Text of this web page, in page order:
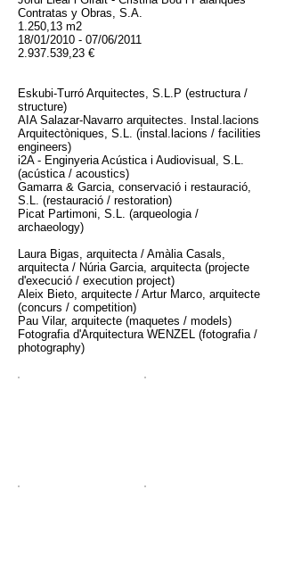
Contratas y Obras, S.A.
1.250,13 m2
18/01/2010 - 07/06/2011
2.937.539,23 €
Eskubi-Turró Arquitectes, S.L.P (estructura /
structure)
AIA Salazar-Navarro arquitectes. Instal.lacions
Arquitectòniques, S.L. (instal.lacions / facilities
engineers)
i2A - Enginyeria Acústica i Audiovisual, S.L.
(acústica / acoustics)
Gamarra & Garcia, conservació i restauració,
S.L. (restauració / restoration)
Picat Partimoni, S.L. (arqueologia /
archaeology)
Laura Bigas, arquitecta / Amàlia Casals,
arquitecta / Núria Garcia, arquitecta (projecte
d'execució / execution project)
Aleix Bieto, arquitecte / Artur Marco, arquitecte
(concurs / competition)
Pau Vilar, arquitecte (maquetes / models)
Fotografia d'Arquitectura WENZEL (fotografia /
photography)